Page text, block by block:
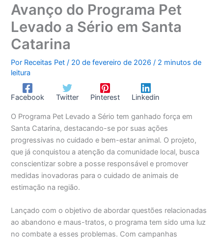
Avanço do Programa Pet
Levado a Sério em Santa
Catarina
Por Receitas Pet/ 20 de fevereiro de 2026/ 2 minutos de
leitura
Facebook Twitter Pinterest Linkedin
O Programa Pet Levado a Sério tem ganhado força em
Santa Catarina, destacando-se por suas ações
progressivas no cuidado e bem-estar animal. O projeto,
que já conquistou a atenção da comunidade local, busca
conscientizar sobre a posse responsável e promover
medidas inovadoras para o cuidado de animais de
estimação na região.
Lançado com o objetivo de abordar questões relacionadas
ao abandono e maus-tratos, o programa tem sido uma luz
no combate a esses problemas. Com campanhas